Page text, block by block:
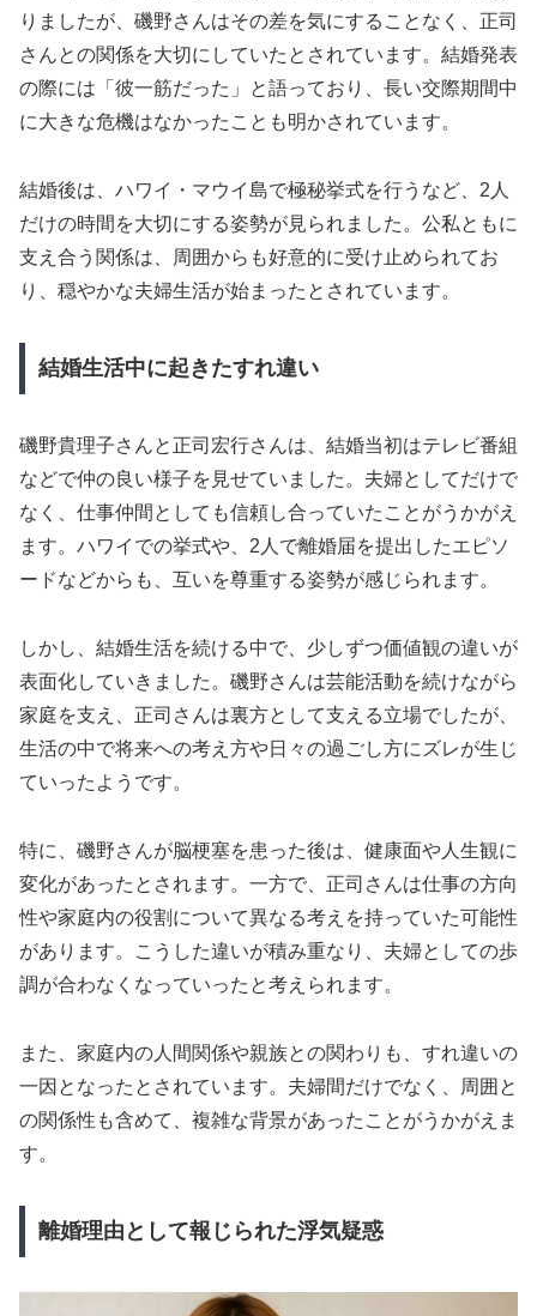
りましたが、磯野さんはその差を気にすることなく、正司
さんとの関係を大切にしていたとされています。結婚発表
の際には「彼一筋だった」と語っており、長い交際期間中
に大きな危機はなかったことも明かされています。
結婚後は、ハワイ・マウイ島で極秘挙式を行うなど、2人
だけの時間を大切にする姿勢が見られました。公私ともに
支え合う関係は、周囲からも好意的に受け止められてお
り、穏やかな夫婦生活が始まったとされています。
結婚生活中に起きたすれ違い
磯野貴理子さんと正司宏行さんは、結婚当初はテレビ番組
などで仲の良い様子を見せていました。夫婦としてだけで
なく、仕事仲間としても信頼し合っていたことがうかがえ
ます。ハワイでの挙式や、2人で離婚届を提出したエピソ
ードなどからも、互いを尊重する姿勢が感じられます。
しかし、結婚生活を続ける中で、少しずつ価値観の違いが
表面化していきました。磯野さんは芸能活動を続けながら
家庭を支え、正司さんは裏方として支える立場でしたが、
生活の中で将来への考え方や日々の過ごし方にズレが生じ
ていったようです。
特に、磯野さんが脳梗塞を患った後は、健康面や人生観に
変化があったとされます。一方で、正司さんは仕事の方向
性や家庭内の役割について異なる考えを持っていた可能性
があります。こうした違いが積み重なり、夫婦としての歩
調が合わなくなっていったと考えられます。
また、家庭内の人間関係や親族との関わりも、すれ違いの
一因となったとされています。夫婦間だけでなく、周囲と
の関係性も含めて、複雑な背景があったことがうかがえま
す。
離婚理由として報じられた浮気疑惑